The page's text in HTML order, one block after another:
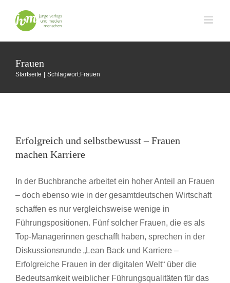
Inhalt
springen
Frauen
Startseite Schlagwort:Frauen
Erfolgreich und selbstbewusst – Frauen
machen Karriere
In der Buchbranche arbeitet ein hoher Anteil an Frauen
– doch ebenso wie in der gesamtdeutschen Wirtschaft
schaffen es nur vergleichsweise wenige in
Führungspositionen. Fünf solcher Frauen, die es als
Top-Managerinnen geschafft haben, sprechen in der
Diskussionsrunde „Lean Back und Karriere –
Erfolgreiche Frauen in der digitalen Welt“ über die
Bedeutsamkeit weiblicher Führungsqualitäten für das